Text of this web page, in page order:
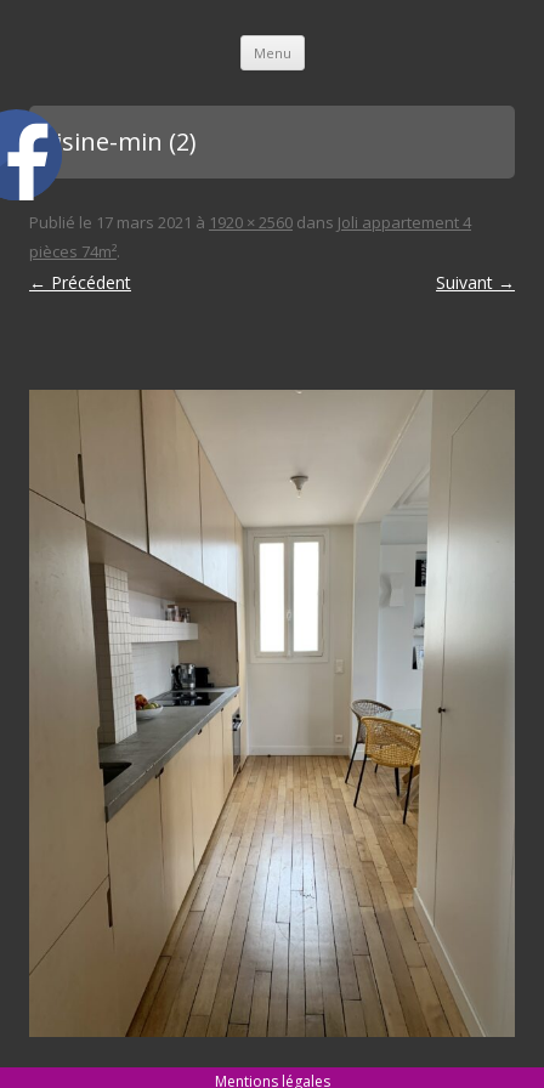
Menu Aller au contenu principal
cuisine-min (2)
Publié le 17 mars 2021 à 1920 × 2560 dans Joli appartement 4
pièces 74m².
← Précédent Suivant →
Mentions légales